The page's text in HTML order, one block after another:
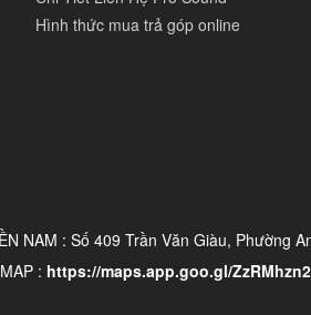
cho việc lắp đặt nhanh
loa giúp người đùng dễ
trong các điểm bắt giá
Hình thức mua trả góp online
NAM : Số 409 Trần Văn Giàu, Phường
: https://maps.app.goo.gl/